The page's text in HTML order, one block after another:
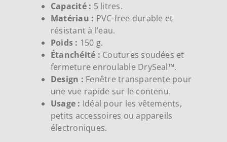
Capacité : 5 litres.
Matériau : PVC-free durable et
résistant à l’eau.
Poids : 150 g.
Étanchéité : Coutures soudées et
fermeture enroulable DrySeal™.
Design : Fenêtre transparente pour
une vue rapide sur le contenu.
Usage : Idéal pour les vêtements,
petits accessoires ou appareils
électroniques.